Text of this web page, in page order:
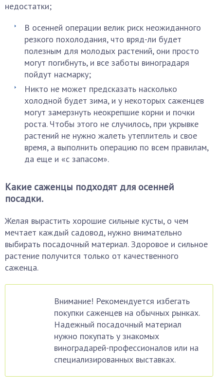
недостатки;
В осенней операции велик риск неожиданного
резкого похолодания, что вряд-ли будет
полезным для молодых растений, они просто
могут погибнуть, и все заботы виноградаря
пойдут насмарку;
Никто не может предсказать насколько
холодной будет зима, и у некоторых саженцев
могут замерзнуть неокрепшие корни и почки
роста. Чтобы этого не случилось, при укрывке
растений не нужно жалеть утеплитель и свое
время, а выполнить операцию по всем правилам,
да еще и «с запасом».
Какие саженцы подходят для осенней
посадки.
Желая вырастить хорошие сильные кусты, о чем
мечтает каждый садовод, нужно внимательно
выбирать посадочный материал. Здоровое и сильное
растение получится только от качественного
саженца.
Внимание! Рекомендуется избегать
покупки саженцев на обычных рынках.
Надежный посадочный материал
нужно покупать у знакомых
виноградарей-профессионалов или на
специализированных выставках.